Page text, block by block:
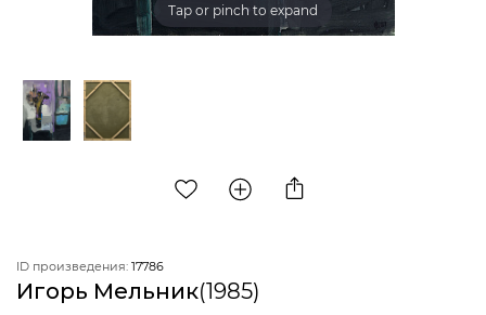
Tap or pinch to expand
ID произведения: 17786
Игорь Мельник(1985)